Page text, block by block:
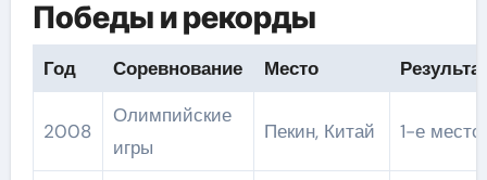
Победы и рекорды
Год Соревнование Место
2008
Олимпийские
игры
Пекин, Китай 1-е место